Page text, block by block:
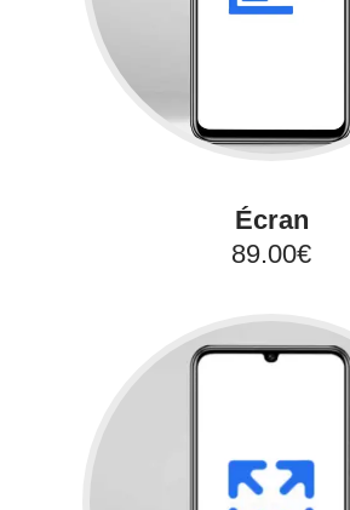
Écran
89.00€